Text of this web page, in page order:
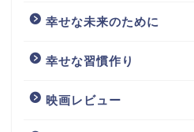
幸せな未来のために
幸せな習慣作り
映画レビュー